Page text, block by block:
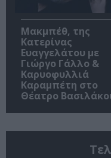
Μακμπέθ, της
Κατερίνας
Ευαγγελάτου με
Γιώργο Γάλλο &
Καρυοφυλλιά
Καραμπέτη στο
Θέατρο